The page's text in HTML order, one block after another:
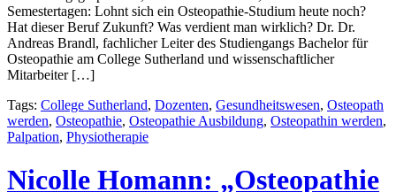
Semestertagen: Lohnt sich ein Osteopathie-Studium heute noch?
Hat dieser Beruf Zukunft? Was verdient man wirklich? Dr. Dr.
Andreas Brandl, fachlicher Leiter des Studiengangs Bachelor für
Osteopathie am College Sutherland und wissenschaftlicher
Mitarbeiter […]
Tags: College Sutherland, Dozenten, Gesundheitswesen, Osteopath
werden, Osteopathie, Osteopathie Ausbildung, Osteopathin werden,
Palpation, Physiotherapie
Nicolle Homann: „Osteopathie